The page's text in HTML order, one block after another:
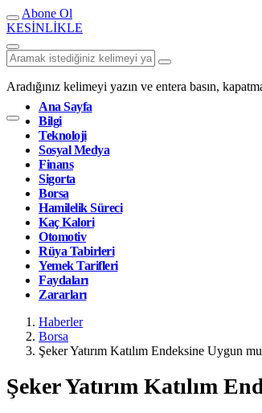
Abone Ol
KESİNLİKLE
Aradığınız kelimeyi yazın ve entera basın,
Ana Sayfa
Bilgi
Teknoloji
Sosyal Medya
Finans
Sigorta
Borsa
Hamilelik Süreci
Kaç Kalori
Otomotiv
Rüya Tabirleri
Yemek Tarifleri
Faydaları
Zararları
Haberler
Borsa
Şeker Yatırım Katılım Endeksine Uygun
Şeker Yatırım Katılım